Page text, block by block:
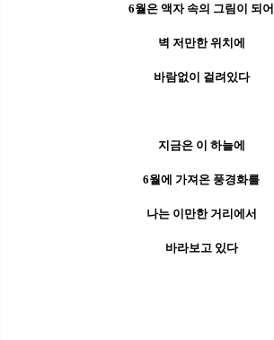
6월은 액자 속의 그림이 되어
벽 저만한 위치에
바람없이 걸려있다
지금은 이 하늘에
6월에 가져온 풍경화를
나는 이만한 거리에서
바라보고 있다